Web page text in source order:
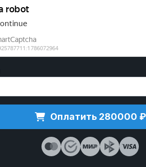
Оплатить 280000 ₽